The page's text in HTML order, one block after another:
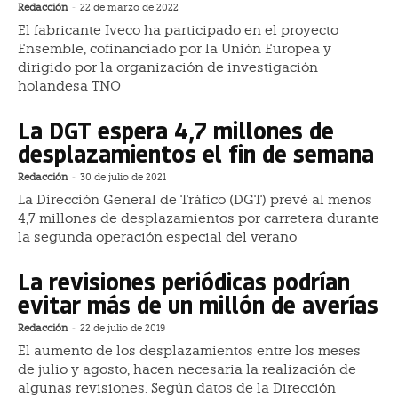
Redacción - 22 de marzo de 2022
El fabricante Iveco ha participado en el proyecto
Ensemble, cofinanciado por la Unión Europea y
dirigido por la organización de investigación
holandesa TNO
La DGT espera 4,7 millones de
desplazamientos el fin de semana
Redacción - 30 de julio de 2021
La Dirección General de Tráfico (DGT) prevé al menos
4,7 millones de desplazamientos por carretera durante
la segunda operación especial del verano
La revisiones periódicas podrían
evitar más de un millón de averías
Redacción - 22 de julio de 2019
El aumento de los desplazamientos entre los meses
de julio y agosto, hacen necesaria la realización de
algunas revisiones. Según datos de la Dirección